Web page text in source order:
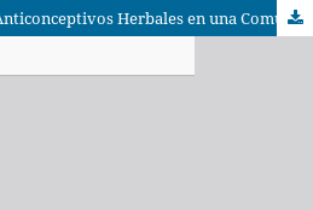
Conocimiento y Uso de Anticonceptivos Herbales en una Comunidad Shipibo